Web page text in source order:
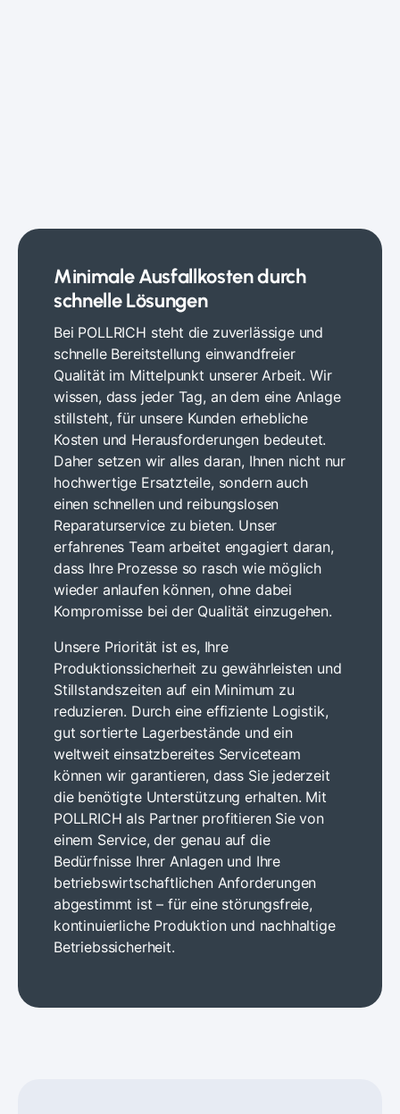
Minimale Ausfallkosten durch
schnelle Lösungen
Bei POLLRICH steht die zuverlässige und
schnelle Bereitstellung einwandfreier
Qualität im Mittelpunkt unserer Arbeit. Wir
wissen, dass jeder Tag, an dem eine Anlage
stillsteht, für unsere Kunden erhebliche
Kosten und Herausforderungen bedeutet.
Daher setzen wir alles daran, Ihnen nicht nur
hochwertige Ersatzteile, sondern auch
einen schnellen und reibungslosen
Reparaturservice zu bieten. Unser
erfahrenes Team arbeitet engagiert daran,
dass Ihre Prozesse so rasch wie möglich
wieder anlaufen können, ohne dabei
Kompromisse bei der Qualität einzugehen.
Unsere Priorität ist es, Ihre
Produktionssicherheit zu gewährleisten und
Stillstandszeiten auf ein Minimum zu
reduzieren. Durch eine effiziente Logistik,
gut sortierte Lagerbestände und ein
weltweit einsatzbereites Serviceteam
können wir garantieren, dass Sie jederzeit
die benötigte Unterstützung erhalten. Mit
POLLRICH als Partner profitieren Sie von
einem Service, der genau auf die
Bedürfnisse Ihrer Anlagen und Ihre
betriebswirtschaftlichen Anforderungen
abgestimmt ist – für eine störungsfreie,
kontinuierliche Produktion und nachhaltige
Betriebssicherheit.